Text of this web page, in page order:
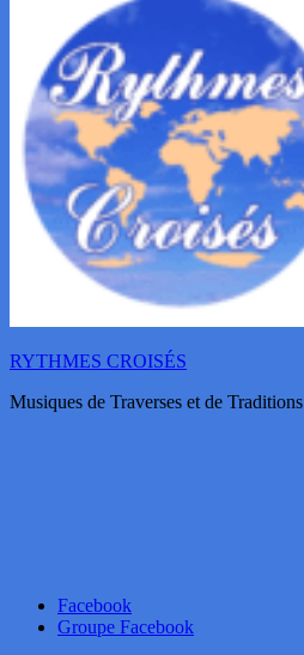
RYTHMES CROISÉS
Musiques de Traverses et de Traditions
Facebook
Groupe Facebook